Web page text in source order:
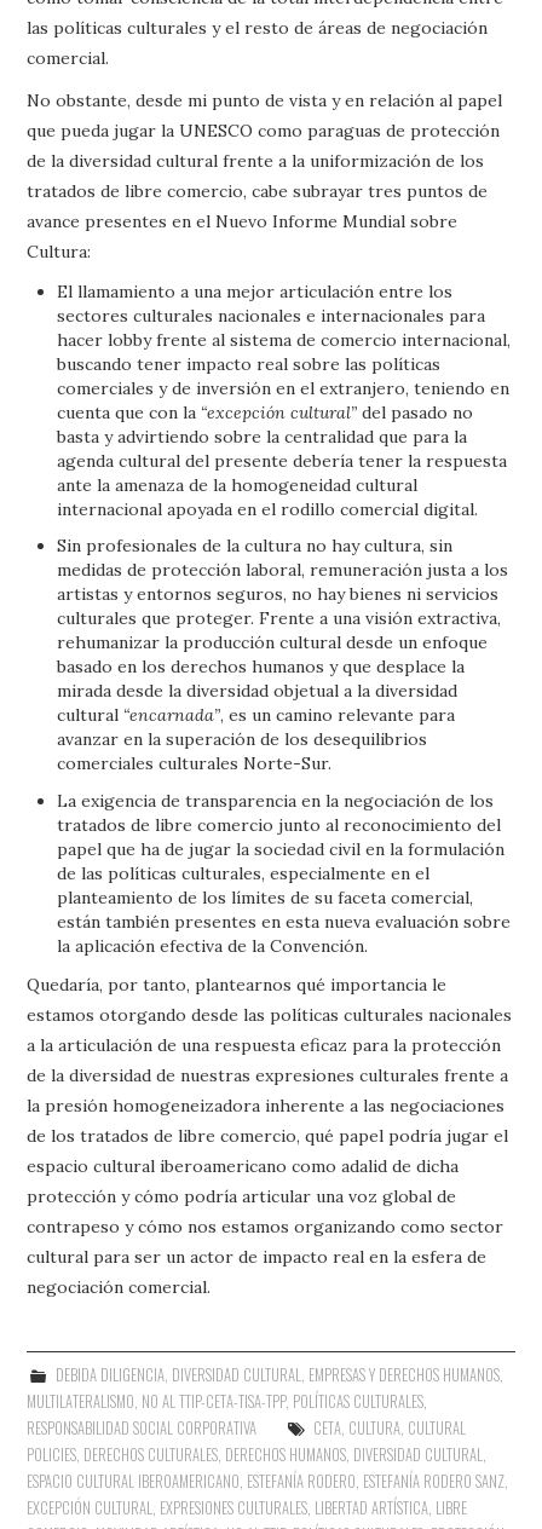
las políticas culturales y el resto de áreas de negociación
comercial.
No obstante, desde mi punto de vista y en relación al papel
que pueda jugar la UNESCO como paraguas de protección
de la diversidad cultural frente a la uniformización de los
tratados de libre comercio, cabe subrayar tres puntos de
avance presentes en el Nuevo Informe Mundial sobre
Cultura:
El llamamiento a una mejor articulación entre los
sectores culturales nacionales e internacionales para
hacer lobby frente al sistema de comercio internacional,
buscando tener impacto real sobre las políticas
comerciales y de inversión en el extranjero, teniendo en
cuenta que con la “excepción cultural” del pasado no
basta y advirtiendo sobre la centralidad que para la
agenda cultural del presente debería tener la respuesta
ante la amenaza de la homogeneidad cultural
internacional apoyada en el rodillo comercial digital.
Sin profesionales de la cultura no hay cultura, sin
medidas de protección laboral, remuneración justa a los
artistas y entornos seguros, no hay bienes ni servicios
culturales que proteger. Frente a una visión extractiva,
rehumanizar la producción cultural desde un enfoque
basado en los derechos humanos y que desplace la
mirada desde la diversidad objetual a la diversidad
cultural “encarnada”, es un camino relevante para
avanzar en la superación de los desequilibrios
comerciales culturales Norte-Sur.
La exigencia de transparencia en la negociación de los
tratados de libre comercio junto al reconocimiento del
papel que ha de jugar la sociedad civil en la formulación
de las políticas culturales, especialmente en el
planteamiento de los límites de su faceta comercial,
están también presentes en esta nueva evaluación sobre
la aplicación efectiva de la Convención.
Quedaría, por tanto, plantearnos qué importancia le
estamos otorgando desde las políticas culturales nacionales
a la articulación de una respuesta eficaz para la protección
de la diversidad de nuestras expresiones culturales frente a
la presión homogeneizadora inherente a las negociaciones
de los tratados de libre comercio, qué papel podría jugar el
espacio cultural iberoamericano como adalid de dicha
protección y cómo podría articular una voz global de
contrapeso y cómo nos estamos organizando como sector
cultural para ser un actor de impacto real en la esfera de
negociación comercial.
DEBIDA DILIGENCIA, DIVERSIDAD CULTURAL, EMPRESAS Y DERECHOS HUMANOS,
MULTILATERALISMO, NO AL TTIP-CETA-TISA-TPP, POLÍTICAS CULTURALES,
RESPONSABILIDAD SOCIAL CORPORATIVA
CETA, CULTURA, CULTURAL
POLICIES, DERECHOS CULTURALES, DERECHOS HUMANOS, DIVERSIDAD CULTURAL,
ESPACIO CULTURAL IBEROAMERICANO, ESTEFANÍA RODERO, ESTEFANÍA RODERO SANZ,
EXCEPCIÓN CULTURAL, EXPRESIONES CULTURALES, LIBERTAD ARTÍSTICA, LIBRE